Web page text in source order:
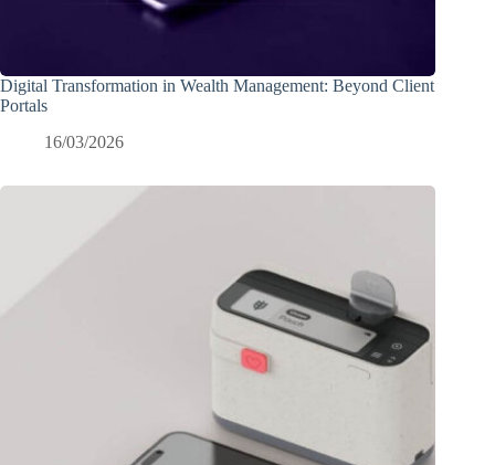
Digital Transformation in Wealth Management: Beyond Client
Portals
16/03/2026